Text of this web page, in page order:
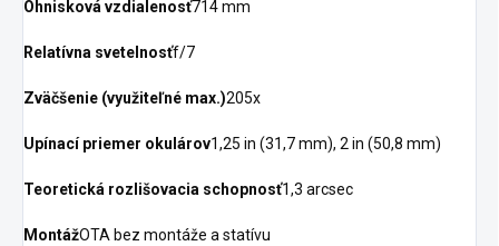
Ohnisková vzdialenosť714 mm
Relatívna svetelnosťf/7
Zväčšenie (využiteľné max.)205x
Upínací priemer okulárov1,25 in (31,7 mm), 2 in (50,8 mm)
Teoretická rozlišovacia schopnosť1,3 arcsec
MontážOTA bez montáže a statívu